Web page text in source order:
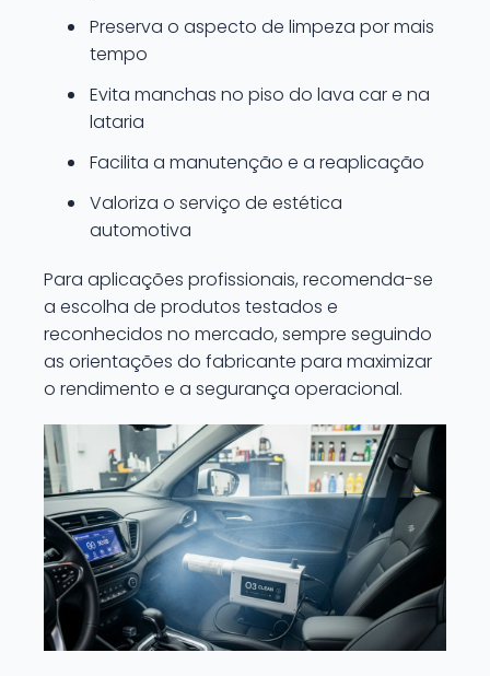
Preserva o aspecto de limpeza por mais
tempo
Evita manchas no piso do lava car e na
lataria
Facilita a manutenção e a reaplicação
Valoriza o serviço de estética
automotiva
Para aplicações profissionais, recomenda-se
a escolha de produtos testados e
reconhecidos no mercado, sempre seguindo
as orientações do fabricante para maximizar
o rendimento e a segurança operacional.